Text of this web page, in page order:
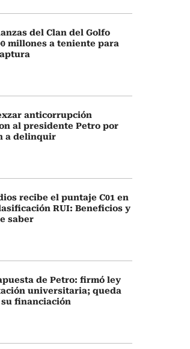
del Clan del Golfo
millones a teniente para
anticorrupción
al presidente Petro por
a delinquir
recibe el puntaje C01 en
RUI: Beneficios y
saber
de Petro: firmó ley
universitaria; queda
financiación